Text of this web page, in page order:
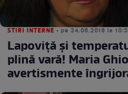
STIRI INTERNE • pe 24.06.2018 la
Lapoviță și
plină vară! Maria
avertismente